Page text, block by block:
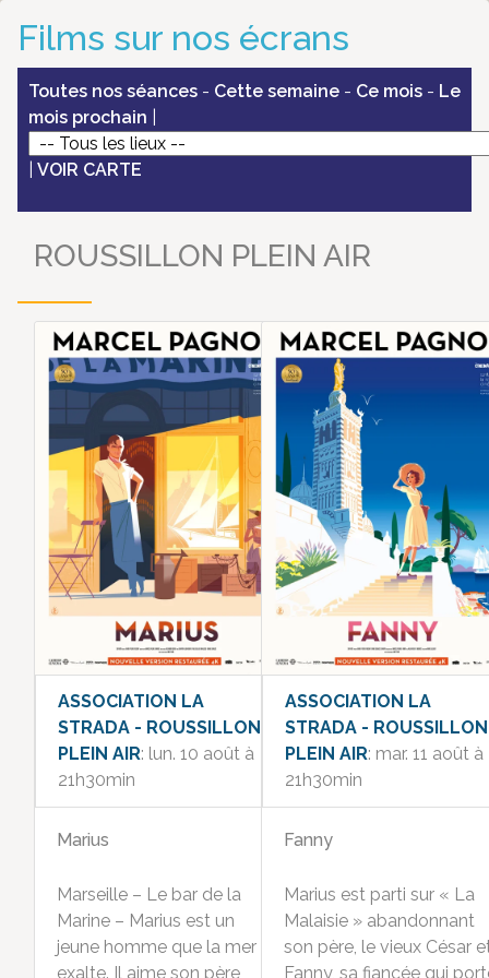
Films sur nos écrans
Toutes nos séances - Cette semaine - Ce mois - Le
mois prochain
VOIR CARTE
ROUSSILLON PLEIN AIR
ASSOCIATION LA
STRADA - ROUSSILLON
PLEIN AIR: lun. 10 août à
21h30min
Marius
Marseille – Le bar de la
Marine – Marius est un
jeune homme que la mer
exalte. Il aime son père
ASSOCIATION LA
STRADA - ROUSSILLON
PLEIN AIR: mar. 11 août à
21h30min
Fanny
Marius est parti sur « La
Malaisie » abandonnant
son père, le vieux César
Fanny, sa fiancée qui